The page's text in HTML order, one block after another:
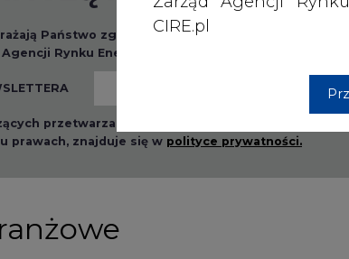
CIRE.pl
Państwo zgodę na otrzymywanie treści
Rynku Energii S.A z siedzibą w Warszawie.
przetwarzania przez nas Państwa danych
prawach, znajduje się w polityce prywatności.